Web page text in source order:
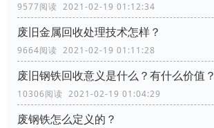
9577阅读 2021-02-19 01:12:34
废旧金属回收处理技术怎样？
9664阅读 2021-02-19 01:11:28
废旧钢铁回收​意义是什么？有什么价值？
10306阅读 2021-02-19 01:04:29
废钢铁怎么定义的？